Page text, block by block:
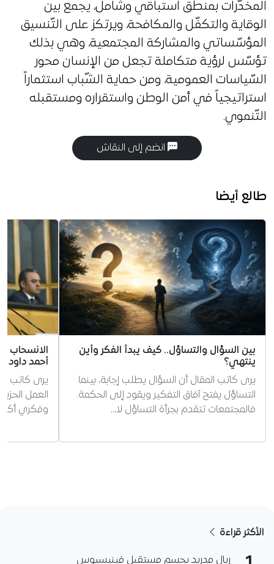
المخدّرات بمنطق استباقي وشامل، يجمع بين
الوقاية والتكفّل والمكافحة، ويرتكز على التّنسيق
المؤسّساتي والمشاركة المجتمعية، وهي بذلك
تؤسّس لرؤية متكاملة تجعل من الإنسان محور
السّياسات العمومية، ومن حماية الشّباب استثماراً
استراتيجياً في أمن الوطن واستقراره ومستقبله
التّنموي.
انضم إلى النقاش
طالع أيضا
بين السؤال والتساؤل.. كيف يبدأ الفكر وأين
ينتهي؟
يرى كاتب المقال أن السؤال يطلب إجابة، بينما
التساؤل يفتح آفاق التفكير ويقود إلى الحكمة.
فالمجتمعات تتقدم بجرأة التساؤل لا…
الانسحاب
أحمد داود
يرى كاتب
العمل
وفكري أكثر
الأكثر قراءة
ريال مدريد يحسم مستقبل فينيسيوس